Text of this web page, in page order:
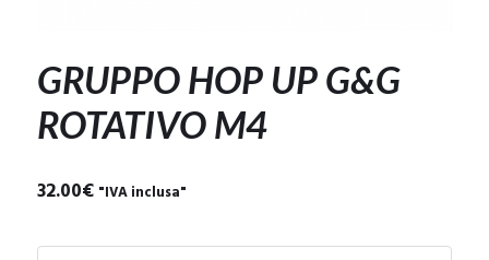
GRUPPO HOP UP G&G
ROTATIVO M4
32.00€ "IVA inclusa"